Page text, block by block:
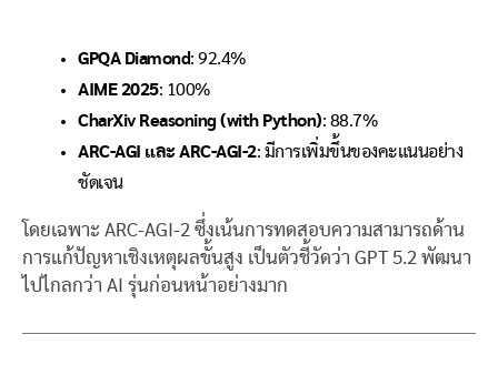
GPQA Diamond: 92.4%
AIME 2025: 100%
CharXiv Reasoning (with Python): 88.7%
ARC-AGI และ ARC-AGI-2: มีการเพิ่มขึ้นของคะแนนอย่าง
ชัดเจน
โดยเฉพาะ ARC-AGI-2 ซึ่งเน้นการทดสอบความสามารถด้าน
การแก้ปัญหาเชิงเหตุผลขั้นสูง เป็นตัวชี้วัดว่า GPT 5.2 พัฒนา
ไปไกลกว่า AI รุ่นก่อนหน้าอย่างมาก